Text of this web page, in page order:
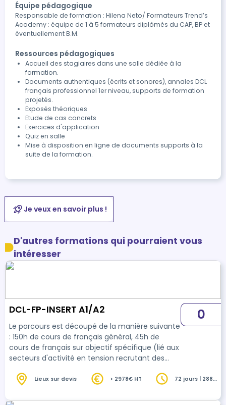
Équipe pédagogique
Responsable de formation : Hilena Neto/ Formateurs Trend’s
Academy : équipe de 1 à 5 formateurs diplômés du CAP, BP et
éventuellement B.M.
Ressources pédagogiques
Accueil des stagiaires dans une salle dédiée à la
formation.
Documents authentiques (écrits et sonores), annales DCL
français professionnel 1er niveau, supports de formation
projetés.
Exposés théoriques
Etude de cas concrets
Exercices d'application
Quiz en salle
Mise à disposition en ligne de documents supports à la
suite de la formation.
Je veux en savoir plus !
D'autres formations qui pourraient vous
intéresser
DCL-FP-INSERT A1/A2
Le parcours est découpé de la manière suivante
: 150h de cours de français général, 45h de
cours de français sur objectif spécifique (lié aux
secteurs d'activité en tension recrutant des
sociolinguistiques, 16h d'ateliers d'insertion
12h de préparation au DCL Français 1er niveau.
0
Lieux sur devis > 2978€ HT
72 jours | 288